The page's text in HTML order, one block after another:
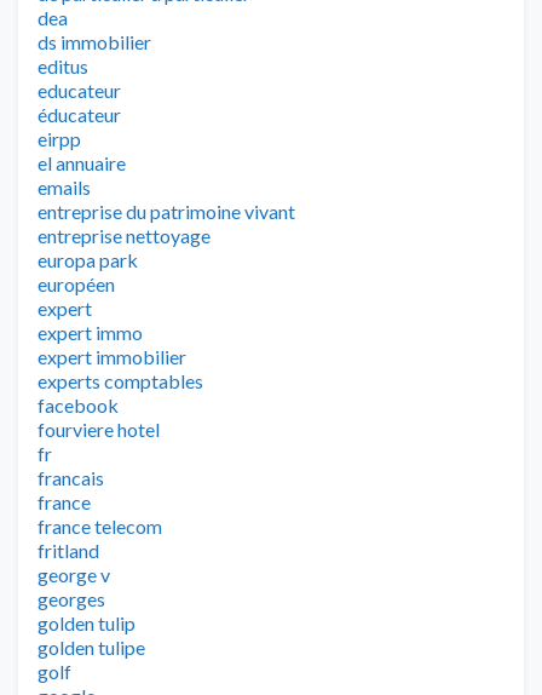
dea
ds immobilier
editus
educateur
éducateur
eirpp
el annuaire
emails
entreprise du patrimoine vivant
entreprise nettoyage
europa park
européen
expert
expert immo
expert immobilier
experts comptables
facebook
fourviere hotel
fr
francais
france
france telecom
fritland
george v
georges
golden tulip
golden tulipe
golf